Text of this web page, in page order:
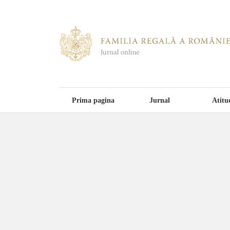
Prima pagina Jurnal